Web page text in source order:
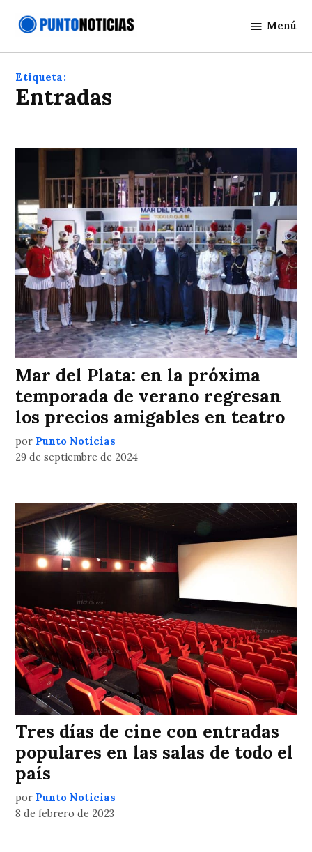
Noticias
Menú
Etiqueta:
entradas
Mar del Plata: en la próxima
temporada de verano regresan
los precios amigables en teatro
por Punto Noticias
29 de septiembre de 2024
Tres días de cine con entradas
populares en las salas de todo el
país
por Punto Noticias
8 de febrero de 2023